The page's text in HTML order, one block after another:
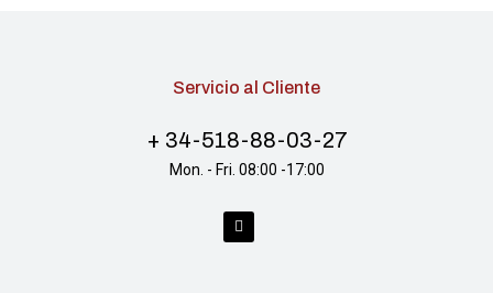
Servicio al Cliente
+ 34-518-88-03-27
Mon. - Fri. 08:00 -17:00